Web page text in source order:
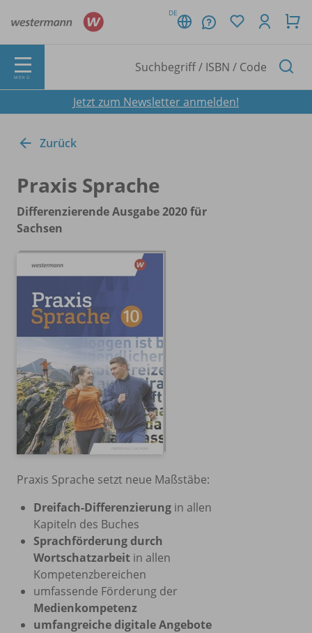
DE
MENÜ
Jetzt zum Newsletter anmelden!
Zurück
Praxis Sprache
Differenzierende Ausgabe 2020 für
Sachsen
Praxis Sprache setzt neue Maßstäbe:
Dreifach-Differenzierung in allen
Kapiteln des Buches
Sprachförderung durch
Wortschatzarbeit in allen
Kompetenzbereichen
umfassende Förderung der
Medienkompetenz
umfangreiche digitale Angebote